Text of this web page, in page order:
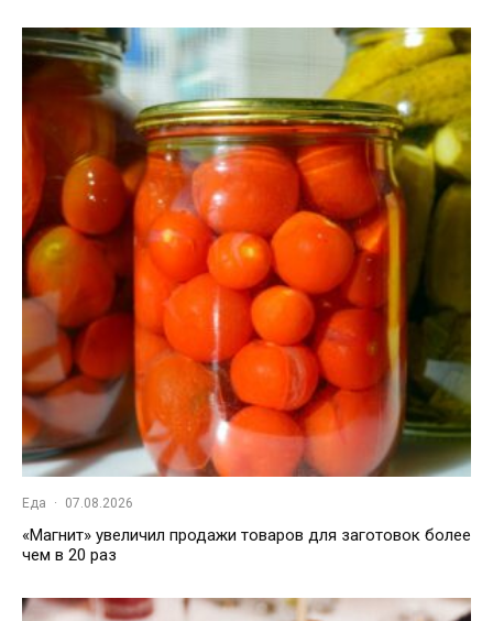
Еда · 07.08.2026
«Магнит» увеличил продажи товаров для заготовок более
чем в 20 раз